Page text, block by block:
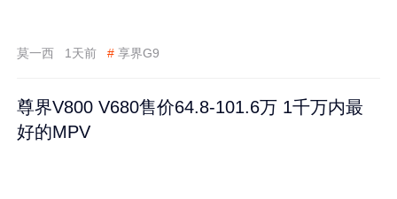
莫一西 1天前 # 享界G9
尊界V800 V680售价64.8-101.6万 1千万内最
好的MPV